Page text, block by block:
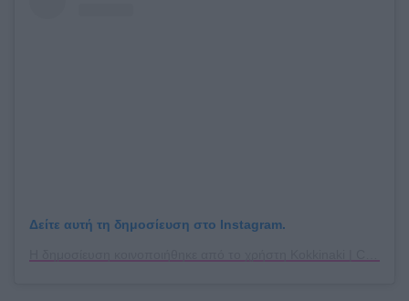
Δείτε αυτή τη δημοσίευση στο Instagram.